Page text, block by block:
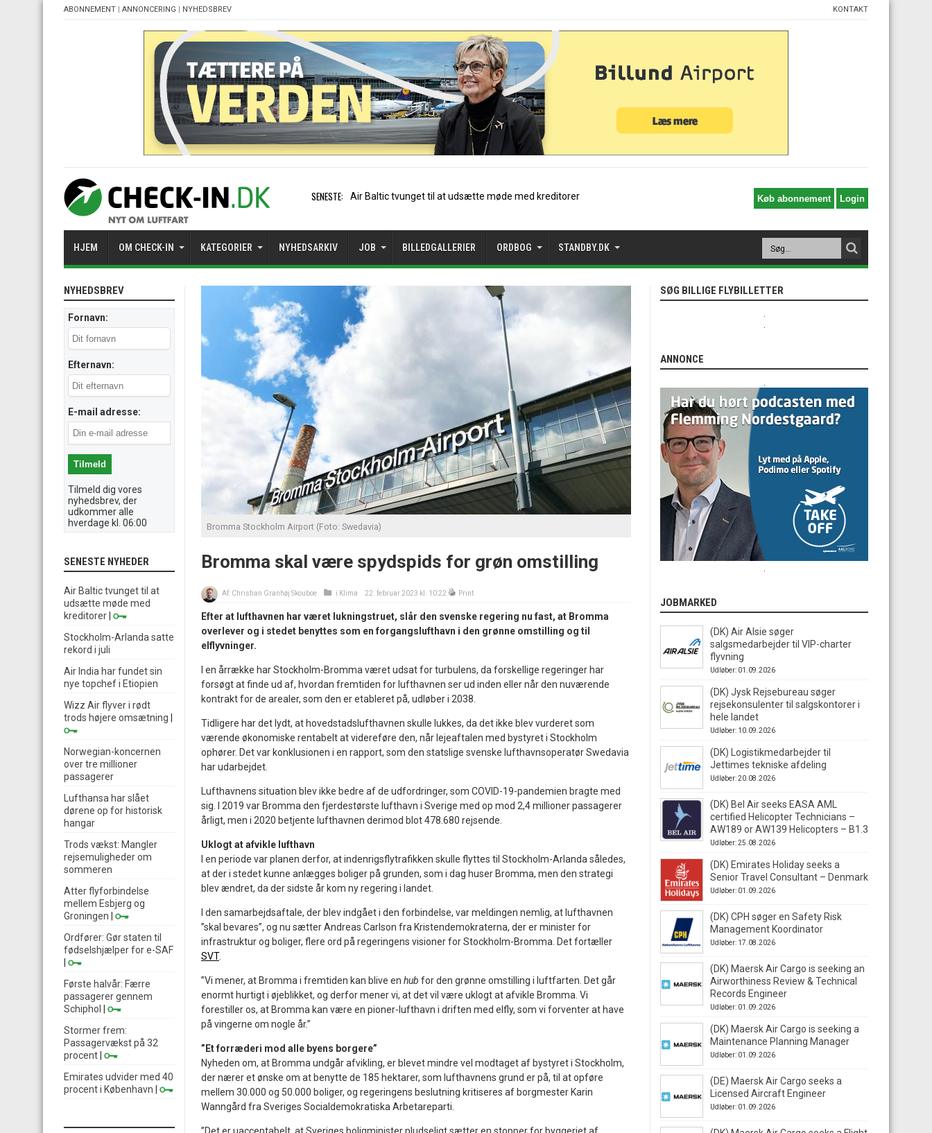
ABONNEMENT | ANNONCERING | NYHEDSBREV KONTAKT
SENESTE: Stockholm-Arlanda satte reko
HJEM OM CHECK-IN KATEGORIER NYHEDSARKIV JOB BILLEDGALLERIER ORDBOG STANDBY.DK
Bromma Stockholm Airport (Foto: Swedavia)
Bromma skal være spydspids for grøn omstilling
Af: Christian Granhøj Skouboe i Klima 22. februar 2023 kl. 10:22 Print
Efter at lufthavnen har været lukningstruet, slår den svenske regering nu fast, at Bromma
overlever og i stedet benyttes som en forgangslufthavn i den grønne omstilling og til
elflyvninger.
I en årrække har Stockholm-Bromma været udsat for turbulens, da forskellige regeringer har
forsøgt at finde ud af, hvordan fremtiden for lufthavnen ser ud inden eller når den nuværende
kontrakt for de arealer, som den er etableret på, udløber i 2038.
Tidligere har det lydt, at hovedstadslufthavnen skulle lukkes, da det ikke blev vurderet som
værende økonomiske rentabelt at videreføre den, når lejeaftalen med bystyret i Stockholm
ophører. Det var konklusionen i en rapport, som den statslige svenske lufthavnsoperatør Swedavia
har udarbejdet.
Lufthavnens situation blev ikke bedre af de udfordringer, som COVID-19-pandemien bragte med
sig. I 2019 var Bromma den fjerdestørste lufthavn i Sverige med op mod 2,4 millioner passagerer
årligt, men i 2020 betjente lufthavnen derimod blot 478.680 rejsende.
Uklogt at afvikle lufthavn
I en periode var planen derfor, at indenrigsflytrafikken skulle flyttes til Stockholm-Arlanda således,
at der i stedet kunne anlægges boliger på grunden, som i dag huser Bromma, men den strategi
blev ændret, da der sidste år kom ny regering i landet.
I den samarbejdsaftale, der blev indgået i den forbindelse, var meldingen nemlig, at lufthavnen
”skal bevares”, og nu sætter Andreas Carlson fra Kristendemokraterna, der er minister for
infrastruktur og boliger, flere ord på regeringens visioner for Stockholm-Bromma. Det fortæller
SVT.
”Vi mener, at Bromma i fremtiden kan blive en hub for den grønne omstilling i luftfarten. Det går
enormt hurtigt i øjeblikket, og derfor mener vi, at det vil være uklogt at afvikle Bromma. Vi
forestiller os, at Bromma kan være en pioner-lufthavn i driften med elfly, som vi forventer at have
på vingerne om nogle år.”
”Et forræderi mod alle byens borgere”
Nyheden om, at Bromma undgår afvikling, er blevet mindre vel modtaget af bystyret i Stockholm,
der nærer et ønske om at benytte de 185 hektarer, som lufthavnens grund er på, til at opføre
mellem 30.000 og 50.000 boliger, og regeringens beslutning kritiseres af borgmester Karin
Wanngård fra Sveriges Socialdemokratiska Arbetareparti.
NYHEDSBREV
Fornavn:
Efternavn:
E-mail adresse:
Tilmeld dig vores
nyhedsbrev, der
udkommer alle
hverdage kl. 06:00
SENESTE NYHEDER
Air Baltic tvunget til at
udsætte møde med
kreditorer
Stockholm-Arlanda satte
rekord i juli
Air India har fundet sin
nye topchef i Etiopien
Wizz Air flyver i rødt
trods højere omsætning
Norwegian-koncernen
over tre millioner
passagerer
Lufthansa har slået
dørene op for historisk
hangar
Trods vækst: Mangler
rejsemuligheder om
sommeren
Atter flyforbindelse
mellem Esbjerg og
Groningen
Ordfører: Gør staten til
fødselshjælper for e-SAF
Første halvår: Færre
passagerer gennem
Schiphol
Stormer frem:
Passagervækst på 32
procent
Emirates udvider med 40
procent i København
SØG BILLIGE FLYBILLETTER
ANNONCE
JOBMARKED
(DK) Air Alsie søger
salgsmedarbejder til VIP-charter
flyvning
Udløber: 01.09.2026
(DK) Jysk Rejsebureau søger
rejsekonsulenter til salgskontorer i
hele landet
Udløber: 10.09.2026
(DK) Logistikmedarbejder til
Jettimes tekniske afdeling
Udløber: 20.08.2026
(DK) Bel Air seeks EASA AML
certified Helicopter Technicians –
AW189 or AW139 Helicopters – B1.3
Udløber: 25.08.2026
(DK) Emirates Holiday seeks a
Senior Travel Consultant – Denmark
Udløber: 01.09.2026
(DK) CPH søger en Safety Risk
Management Koordinator
Udløber: 17.08.2026
(DK) Maersk Air Cargo is seeking an
Airworthiness Review & Technical
Records Engineer
Udløber: 01.09.2026
(DK) Maersk Air Cargo is seeking a
Maintenance Planning Manager
Udløber: 01.09.2026
(DE) Maersk Air Cargo seeks a
Licensed Aircraft Engineer
Udløber: 01.09.2026